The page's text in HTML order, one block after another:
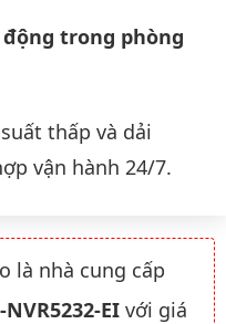
trong phòng
thấp và dải
vận hành 24/7.
là nhà cung cấp
NVR5232-EI với giá